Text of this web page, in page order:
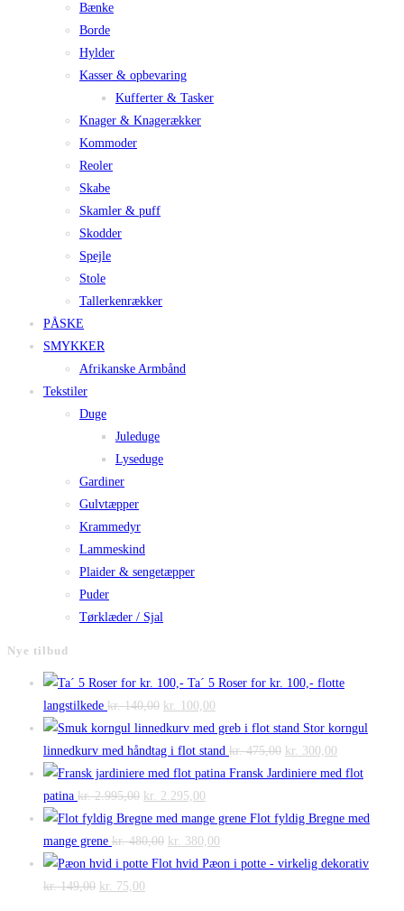
Bænke
Borde
Hylder
Kasser & opbevaring
Kufferter & Tasker
Knager & Knagerækker
Kommoder
Reoler
Skabe
Skamler & puff
Skodder
Spejle
Stole
Tallerkenrækker
PÅSKE
SMYKKER
Afrikanske Armbånd
Tekstiler
Duge
Juleduge
Lyseduge
Gardiner
Gulvtæpper
Krammedyr
Lammeskind
Plaider & sengetæpper
Puder
Tørklæder / Sjal
Nye tilbud
Ta´ 5 Roser for kr. 100,- flotte
langstilkede kr.140,00 Den
oprindelige
pris
var:
kr. 140,00.
kr. 100,00
aktuelle
pris
er:
Stor korngul
linnedkurv med håndtag i flot stand kr.475,00 Den
oprindelige
var:
kr. 300,00
aktuelle
er:
Fransk Jardiniere med flot
patina kr.2.995,00 Den
oprindelige
pris
var:
kr. 2.995,00.
kr. 2.295,00
aktuelle
pris
er:
Flot fyldig Bregne med
mange grene kr.480,00 Den
oprindelige
kr. 380,00
aktuelle
Flot hvid Pæon i potte - virkelig dekorativ
kr.149,00 Den
kr. 75,00